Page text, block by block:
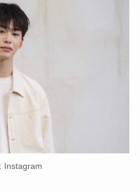
Instagram